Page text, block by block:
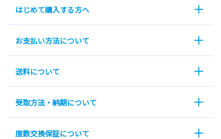
はじめて購入する方へ
お支払い方法について
送料について
受取方法・納期について
度数交換保証について